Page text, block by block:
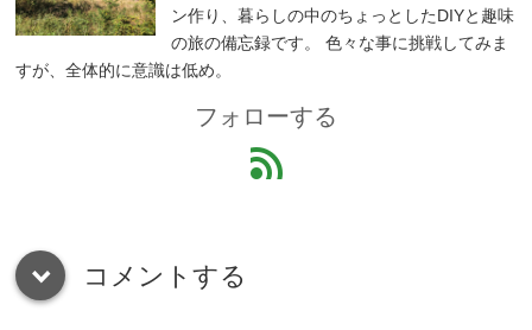
ン作り、暮らしの中のちょっとしたDIYと趣味
の旅の備忘録です。 色々な事に挑戦してみま
すが、全体的に意識は低め。
フォローする
feed
down コメントする